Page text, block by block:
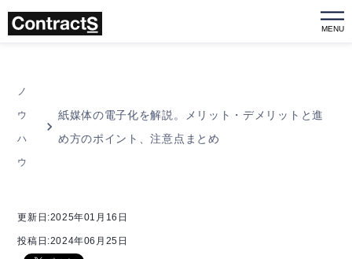
MENU
ノ
ウ
ハ
ウ
紙媒体の電子化を解説。メリット・デメリットと進
め方のポイント、注意点まとめ
更新日:2025年01月16日
投稿日:2024年06月25日